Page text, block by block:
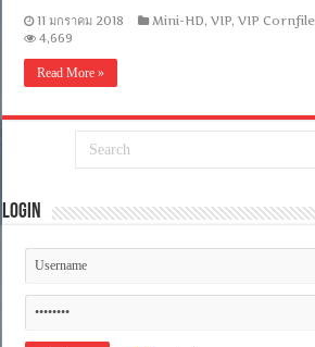
11 มกราคม 2018 Mini-HD,VIP,VIP Cornfile
4,669
Read More »
Login